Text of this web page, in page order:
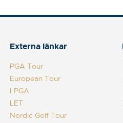
Externa länkar
PGA Tour
European Tour
LPGA
LET
Nordic Golf Tour